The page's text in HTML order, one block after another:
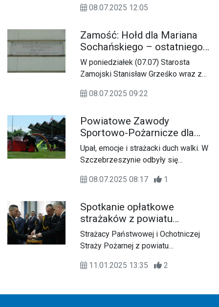
Folkloru, która w minioną niedzielę
wydarzenie od lat łączy pokolenia
mieszkańców regionu, przypominając,
że kultura ludowa wciąż ma swoje
miejsce we współczesnym świecie.
08.07.2025 12:05
Zamość: Hołd dla Mariana
Sochańskiego – ostatniego
przedwojennego starosty
W poniedziałek (07.07) Starosta
Zamojski Stanisław Grześko wraz z
Martą Pfeifer, złożyli kwiaty pod
przedwojennego starostę Powiatu
Zamojskiego, Mariana Sochańskiego,
który pełnił tę funkcję w latach 1937-
1939.
08.07.2025 09:22
Powiatowe Zawody
Sportowo-Pożarnicze dla
Ochotniczych Straży
Pożarnych
Upał, emocje i strażacki duch walki. W
Szczebrzeszynie odbyły się
Pożarnicze OSP grup „A” i „C”, w
zamojskiego rywalizowały o tytuł
Mistrza Powiatu.
08.07.2025 08:17 1
Spotkanie opłatkowe
strażaków z powiatu
zamojskiego
Strażacy Państwowej i Ochotniczej
Straży Pożarnej z powiatu
(11 stycznia) na tradycyjnym opłatku
Lubelskiego Urzędu Wojewódzkiego
11.01.2025 13:35 2